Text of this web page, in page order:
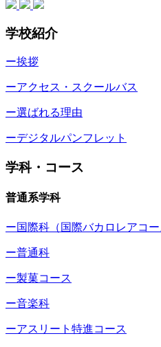
学校紹介
ー挨拶
ーアクセス・スクールバス
ー選ばれる理由
ーデジタルパンフレット
学科・コース
普通系学科
ー国際科（国際バカロレアコー
ー普通科
ー製菓コース
ー音楽科
ーアスリート特進コース